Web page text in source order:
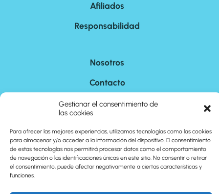
Gestionar el consentimiento de
las cookies
Para ofrecer las mejores experiencias, utilizamos tecnologías como las cookies
para almacenar y/o acceder a la información del dispositivo. El consentimiento
de estas tecnologías nos permitirá procesar datos como el comportamiento
de navegación o las identificaciones únicas en este sitio. No consentir o retirar
el consentimiento, puede afectar negativamente a ciertas características y
funciones.
Afiliados
Responsabilidad
Nosotros
Contacto
Sitemap
©2026cuantoson.com